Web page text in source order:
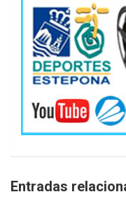
Entradas